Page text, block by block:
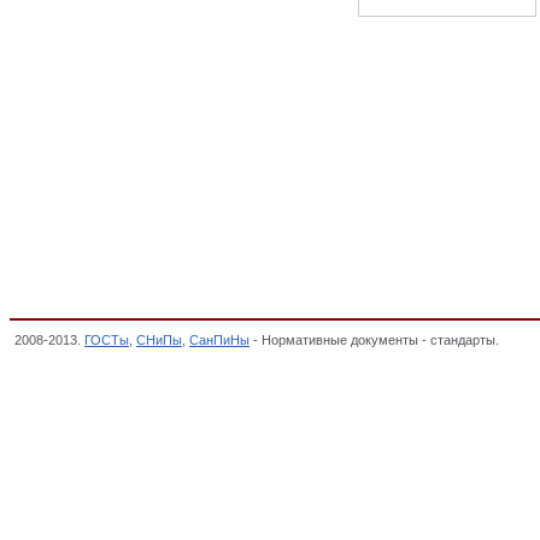
2008-2013. ГОСТы СНиПы СанПиНы - Нормативные документы - стандарты.